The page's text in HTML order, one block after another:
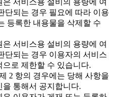
단되는 경우 필요에 따라 이용
등록한 내용물을 삭제할 수
서비스용 설비의 용량에 여
단되는 경우 이용자의 서비스
으로 제한할 수 있습니다.
2 항의 경우에는 당해 사항을
을 통해서 공지합니다.